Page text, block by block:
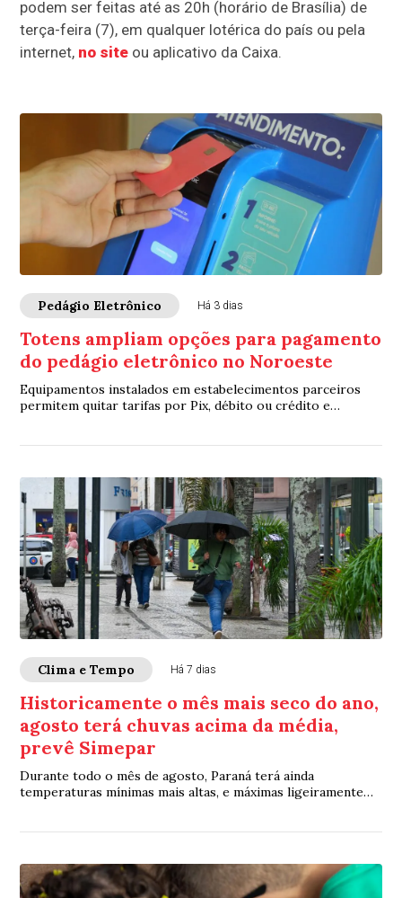
podem ser feitas até as 20h (horário de Brasília) de
terça-feira (7), em qualquer lotérica do país ou pela
internet, no site ou aplicativo da Caixa.
Pedágio Eletrônico Há 3 dias
Totens ampliam opções para pagamento
do pedágio eletrônico no Noroeste
Equipamentos instalados em estabelecimentos parceiros
permitem quitar tarifas por Pix, débito ou crédito e
Clima e Tempo Há 7 dias
Historicamente o mês mais seco do ano,
agosto terá chuvas acima da média,
prevê Simepar
Durante todo o mês de agosto, Paraná terá ainda
temperaturas mínimas mais altas, e máximas ligeiramente